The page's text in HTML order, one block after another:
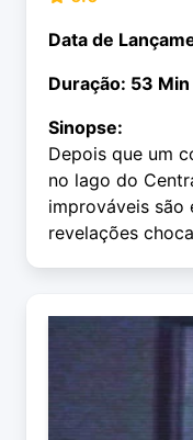
Data de
Duração: 53 Min
Sinopse:
Depois que um
no lago do
improváveis são
revelações